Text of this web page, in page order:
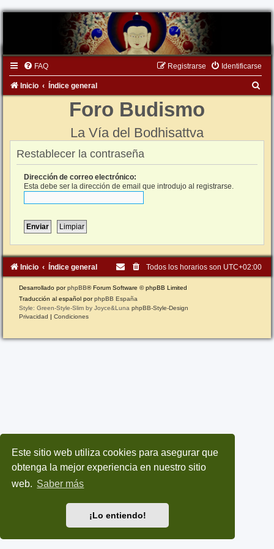
Este sitio web utiliza cookies para asegurar que
obtenga la mejor experiencia en nuestro sitio
web. Saber más
¡Lo entiendo!
FAQ Identificarse
Registrarse
Inicio Índice general
Foro Budismo
La Vía del Bodhisattva
Restablecer la contraseña
Dirección de correo electrónico:
Esta debe ser la dirección de email que introdujo al registrarse.
Inicio Índice general Todos los horarios son UTC+02:00
Desarrollado porphpBB® Forum Software © phpBB Limited
Traducción al español porphpBB España
Style: Green-Style-Slim by Joyce&Luna phpBB-Style-Design
Privacidad | Condiciones